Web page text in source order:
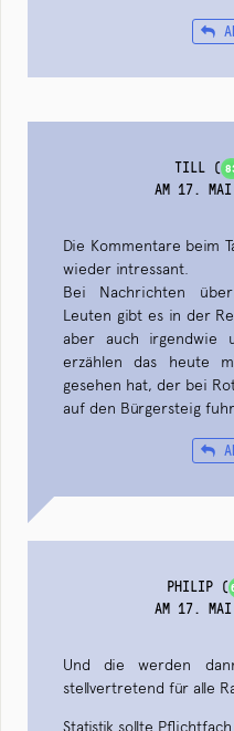
TILL (
AM 17.
Die Kommentare beim
wieder intressant.
Bei Nachrichten
Leuten gibt es in der
aber auch irgendwie
erzählen das heute
gesehen hat, der bei
auf den Bürgersteig
PHILIP (
AM 17.
Und die werden
stellvertretend für alle
Statistik sollte